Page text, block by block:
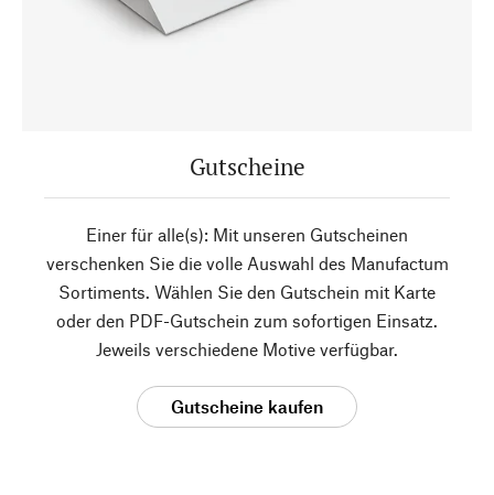
Gutscheine
Einer für alle(s): Mit unseren Gutscheinen
verschenken Sie die volle Auswahl des Manufactum
Sortiments. Wählen Sie den Gutschein mit Karte
oder den PDF-Gutschein zum sofortigen Einsatz.
Jeweils verschiedene Motive verfügbar.
Gutscheine kaufen